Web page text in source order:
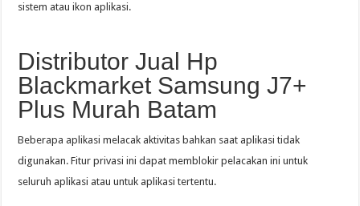
sistem atau ikon aplikasi.
Distributor Jual Hp
Blackmarket Samsung J7+
Plus Murah Batam
Beberapa aplikasi melacak aktivitas bahkan saat aplikasi tidak
digunakan. Fitur privasi ini dapat memblokir pelacakan ini untuk
seluruh aplikasi atau untuk aplikasi tertentu.